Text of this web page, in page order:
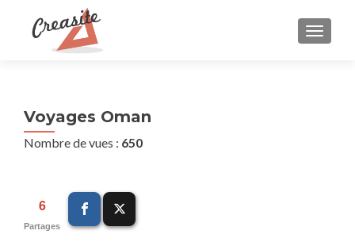
Voyages Oman
Nombre de vues : 650
6
Partages